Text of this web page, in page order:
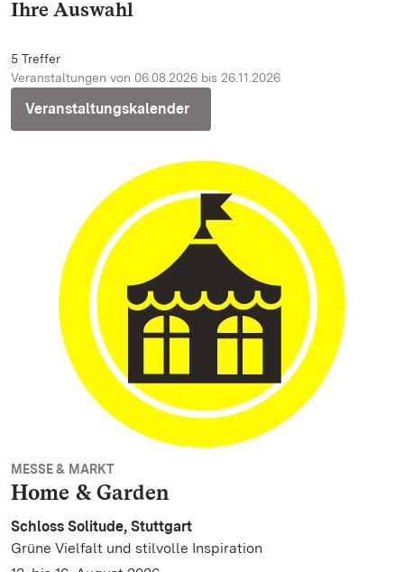
Ihre Auswahl
5 Treffer
Veranstaltungen von 06.08.2026 bis 26.11.2026
Veranstaltungskalender
MESSE & MARKT
Home & Garden
Schloss Solitude, Stuttgart
Grüne Vielfalt und stilvolle Inspiration